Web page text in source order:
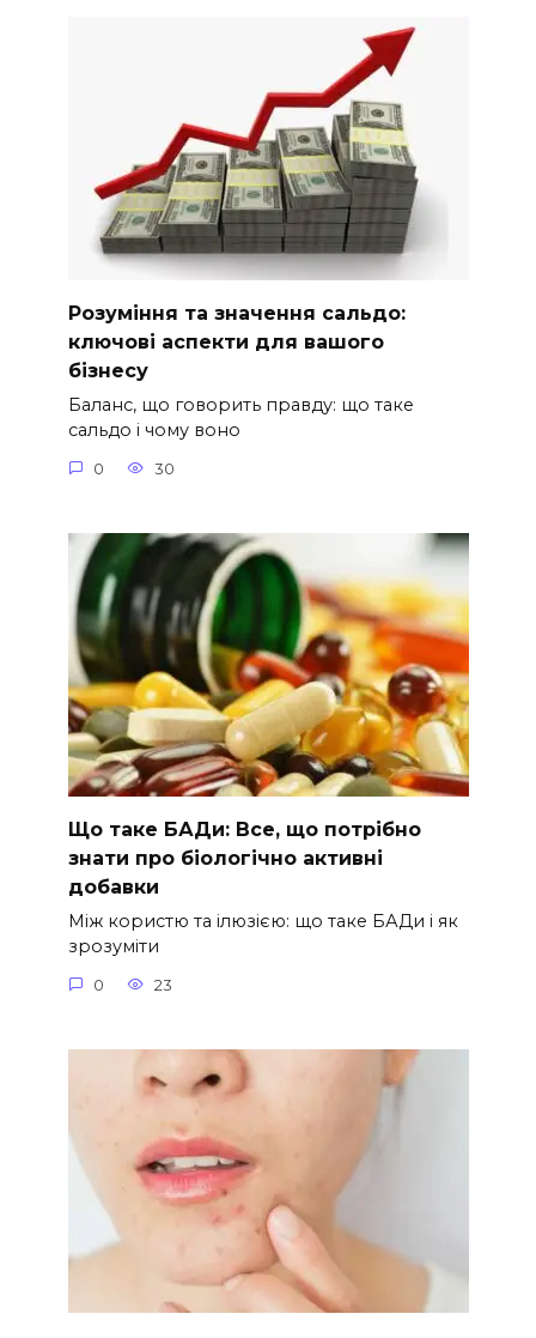
Розуміння та значення сальдо:
ключові аспекти для вашого
бізнесу
Баланс, що говорить правду: що таке
сальдо і чому воно
0 30
Що таке БАДи: Все, що потрібно
знати про біологічно активні
добавки
Між користю та ілюзією: що таке БАДи і як
зрозуміти
0 23